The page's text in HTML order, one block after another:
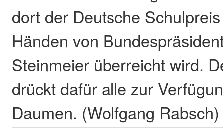
dort der Deutsche
Händen von
Steinmeier überreicht wird.
drückt dafür alle zur
Daumen. (Wolfgang Rabsch)